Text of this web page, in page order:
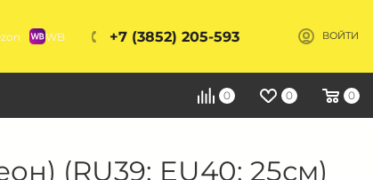
WB +7 (3852) 205-593 ВОЙТИ
0 0 0
(RU39; EU40; 25см)